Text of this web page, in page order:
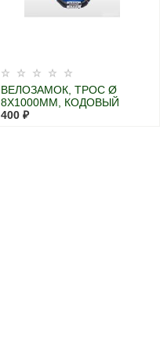
ВЕЛОЗАМОК, ТРОС Ø
8X1000ММ, КОДОВЫЙ
400 ₽